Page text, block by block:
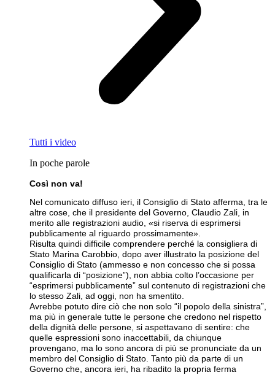
Tutti i video
In poche parole
Così non va!
Nel comunicato diffuso ieri, il Consiglio di Stato afferma, tra le
altre cose, che il presidente del Governo, Claudio Zali, in
merito alle registrazioni audio, «si riserva di esprimersi
pubblicamente al riguardo prossimamente».
Risulta quindi difficile comprendere perché la consigliera di
Stato Marina Carobbio, dopo aver illustrato la posizione del
Consiglio di Stato (ammesso e non concesso che si possa
qualificarla di “posizione”), non abbia colto l’occasione per
“esprimersi pubblicamente” sul contenuto di registrazioni che
lo stesso Zali, ad oggi, non ha smentito.
Avrebbe potuto dire ciò che non solo “il popolo della sinistra”,
ma più in generale tutte le persone che credono nel rispetto
della dignità delle persone, si aspettavano di sentire: che
quelle espressioni sono inaccettabili, da chiunque
provengano, ma lo sono ancora di più se pronunciate da un
membro del Consiglio di Stato. Tanto più da parte di un
Governo che, ancora ieri, ha ribadito la propria ferma